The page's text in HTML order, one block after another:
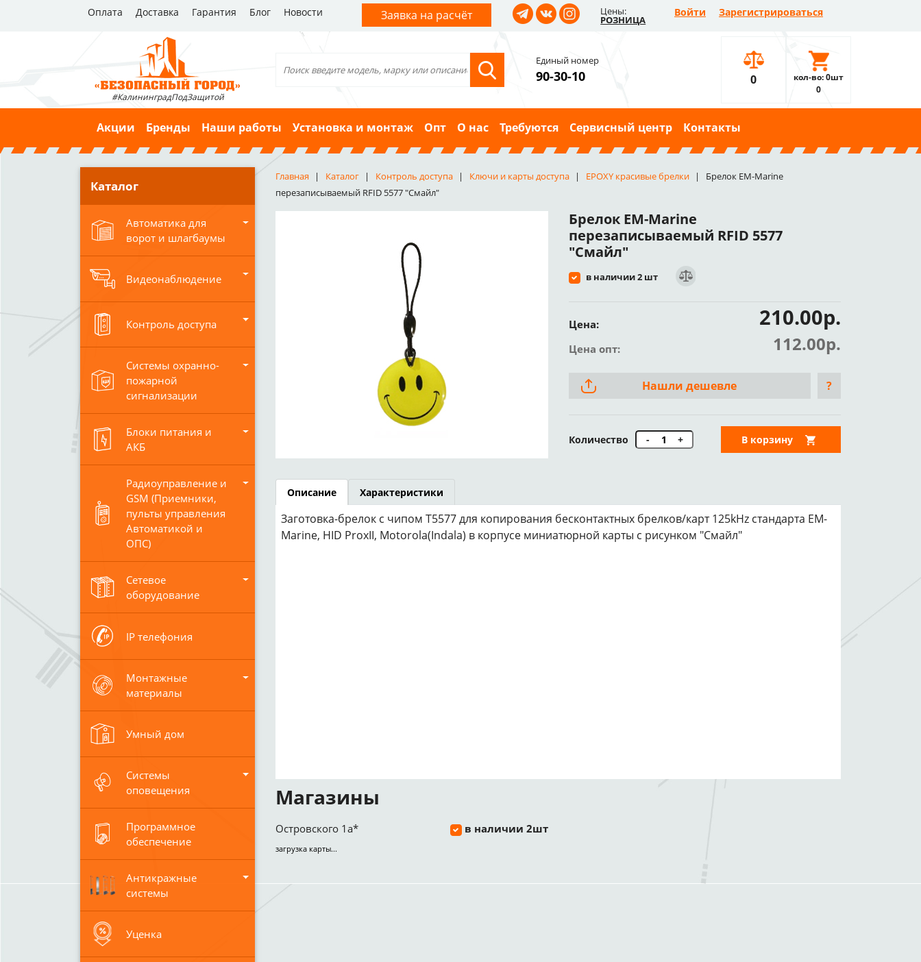
Оплата Доставка Гарантия Блог Новости Заявка на расчёт Цены:
РОЗНИЦА
Войти Зарегистрироваться
#КалининградПодЗащитой
Единый номер
90-30-10 0
кол-во: 0шт
0
Акции Бренды Наши работы Установка и монтаж Опт О нас Требуются Сервисный центр Контакты
Каталог
Автоматика для
ворот и шлагбаумы
Видеонаблюдение
Контроль доступа
Системы охранно-
пожарной
сигнализации
Блоки питания и
АКБ
Радиоуправление и
GSM (Приемники,
пульты управления
Автоматикой и
ОПС)
Сетевое
оборудование
IP телефония
Монтажные
материалы
Умный дом
Системы
оповещения
Программное
обеспечение
Антикражные
системы
Уценка
Главная Каталог Контроль доступа Ключи и карты доступа EPOXY красивые брелки
Брелок EM-Marine
перезаписываемый RFID 5577 "Смайл"
Брелок EM-Marine
перезаписываемый RFID 5577
"Смайл"
в наличии 2 шт
Цена: 210.00р.
Цена опт: 112.00р.
Нашли дешевле ?
Количество - + В корзину
Описание Характеристики
Заготовка-брелок с чипом T5577 для копирования бесконтактных брелков/карт 125kHz стандарта EM-
Marine, HID ProxII, Motorola(Indala) в корпусе миниатюрной карты с рисунком "Смайл"
Магазины
Островского 1а* в наличии 2шт
загрузка карты...